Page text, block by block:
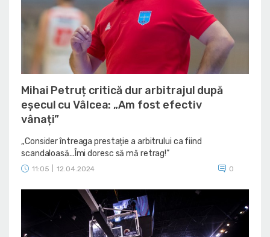
Mihai Petruț critică dur arbitrajul după
eșecul cu Vâlcea: „Am fost efectiv
vânați”
„Consider întreaga prestație a arbitrului ca fiind
scandaloasă...Îmi doresc să mă retrag!”
11:05 12.04.2024 0